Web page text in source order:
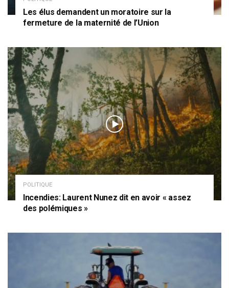
Les élus demandent un moratoire sur la
fermeture de la maternité de l’Union
POLITIQUE
Incendies: Laurent Nunez dit en avoir « assez
des polémiques »